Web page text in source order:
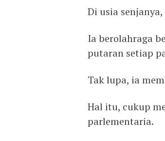
Di usia
Ia berolahraga
putaran setiap
Tak lupa, ia
Hal itu, cukup
parlementaria.